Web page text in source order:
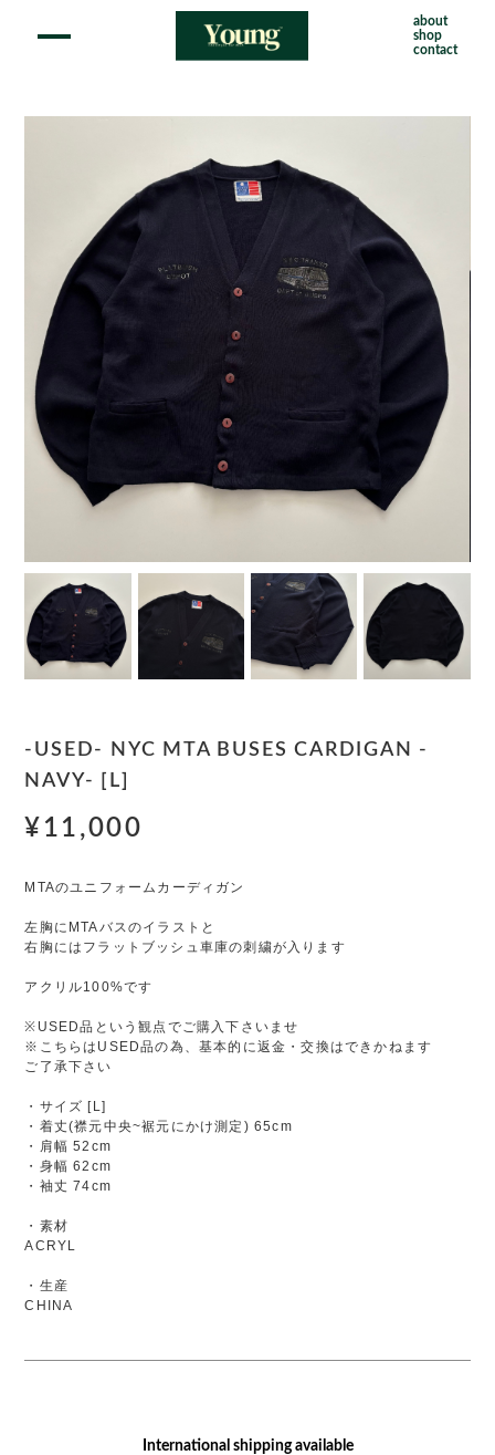
about
shop
contact
-USED- NYC MTA BUSES CARDIGAN -
NAVY- [L]
¥11,000
MTAのユニフォームカーディガン
左胸にMTAバスのイラストと
右胸にはフラットブッシュ車庫の刺繍が入ります
アクリル100%です
※USED品という観点でご購入下さいませ
※こちらはUSED品の為、基本的に返金・交換はできかねます
ご了承下さい
・サイズ [L]
・着丈(襟元中央~裾元にかけ測定) 65cm
・肩幅 52cm
・身幅 62cm
・袖丈 74cm
・素材
ACRYL
・生産
CHINA
International shipping available